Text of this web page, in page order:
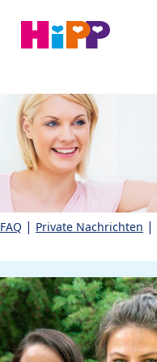
FAQ | Private Nachrichten |